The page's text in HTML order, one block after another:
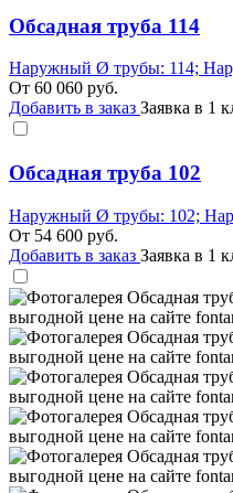
Обсадная труба 114
Наружный Ø трубы: 114;
От 60 060 руб.
Добавить в заказ Заявка в 1
Обсадная труба 102
Наружный Ø трубы: 102;
От 54 600 руб.
Добавить в заказ Заявка в 1